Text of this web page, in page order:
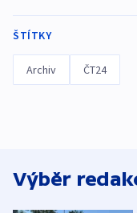
ŠTÍTKY
Archiv ČT24
Výběr